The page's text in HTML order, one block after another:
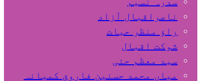
ناصراقبال آزاد
راؤ منظر حیات
شوکت اقبال
سید معظم حئی
میاں محمد حسنین فاروق کمیانہ